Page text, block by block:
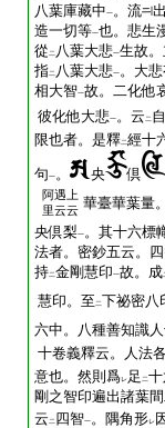
八葉庫藏中一。流
造一切等一也。悲生
從 二 八葉大悲一生故
指二 八葉大悲一。大
相大智一故。二化他
彼化他大悲一。云 二
限也者。是釋二經十
句一。 央 倶
阿遇上
里云云 華臺華葉量
央倶梨一。其十六標
法者。密鈔五云。
持二金剛慧印一故。成
慧印。至 二下祕密八
六中。八種善知識
十卷義釋云。人法
意也。然則爲レ足 二
剛之智印遍出諸葉
云 二 四智一。隅角形レ